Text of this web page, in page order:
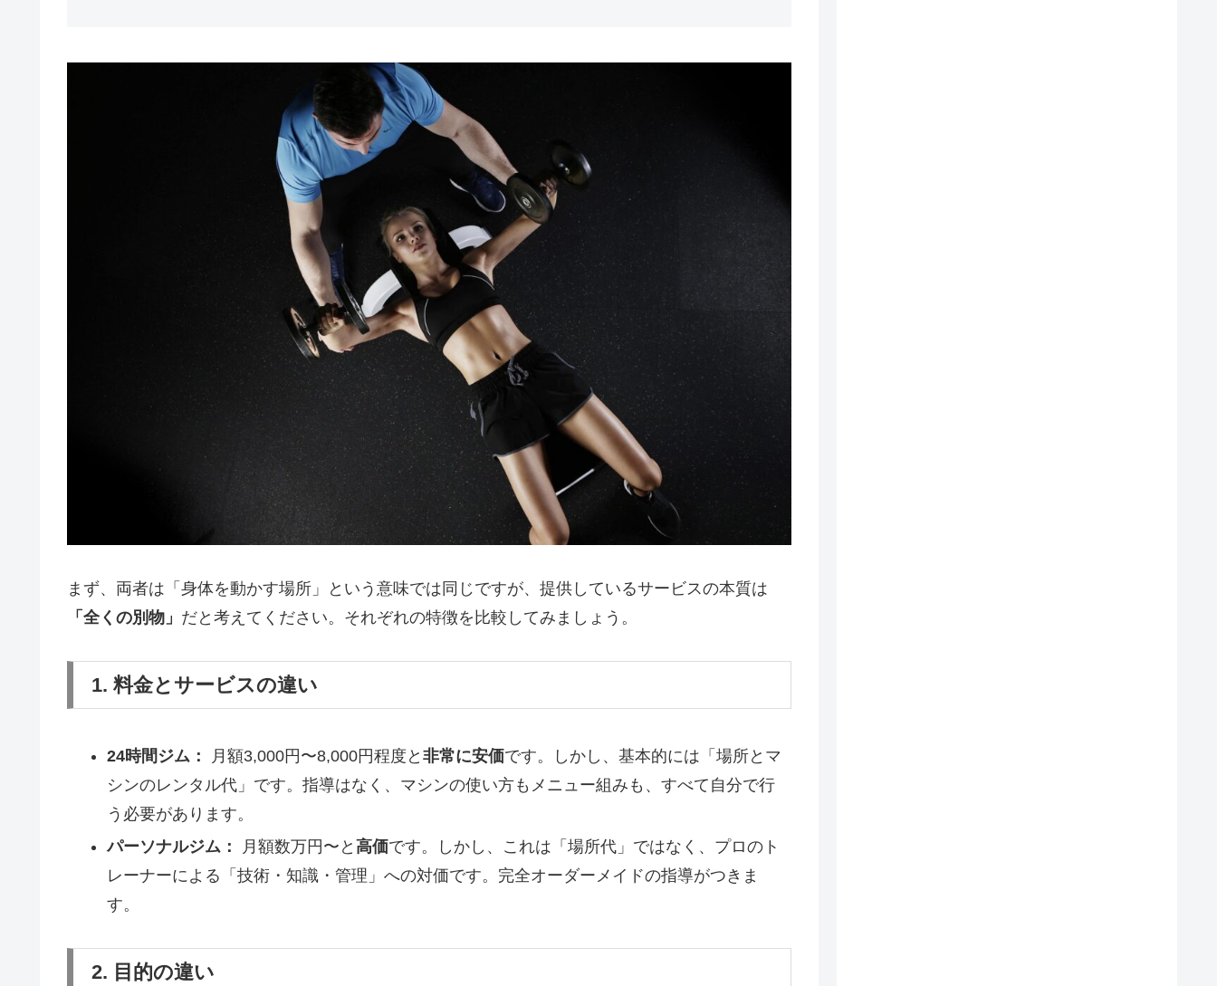
まず、両者は「身体を動かす場所」という意味では同じですが、提供しているサービスの本質は
「全くの別物」 だと考えてください。それぞれの特徴を比較してみましょう。
1. 料金とサービスの違い
24時間ジム： 月額3,000円〜8,000円程度と 非常に安価です。しかし、基本的には「場所とマ
シンのレンタル代」です。指導はなく、マシンの使い方もメニュー組みも、すべて自分で行
う必要があります。
パーソナルジム：
月額数万円〜と 高価です。しかし、これは「場所代」ではなく、プロのト
レーナーによる「技術・知識・管理」への対価です。完全オーダーメイドの指導がつきま
す。
2. 目的の違い